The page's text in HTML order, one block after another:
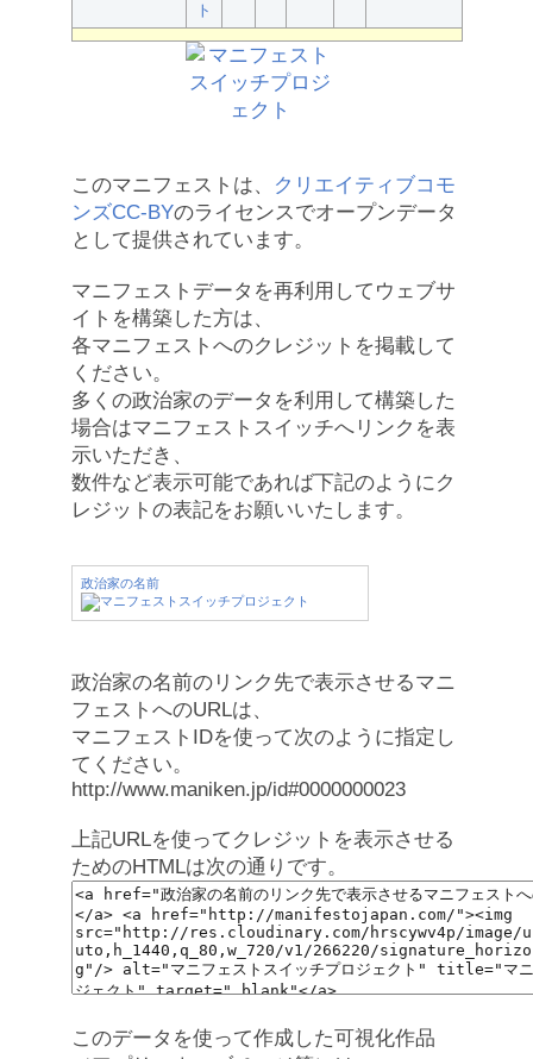
ト
このマニフェストは、
クリエイティブコモ
ンズCC-BYのライセンスでオープンデータ
として提供されています。
マニフェストデータを再利用してウェブサ
イトを構築した方は、
各マニフェストへのクレジットを掲載して
ください。
多くの政治家のデータを利用して構築した
場合はマニフェストスイッチへリンクを表
示いただき、
数件など表示可能であれば下記のようにク
レジットの表記をお願いいたします。
政治家の名前
政治家の名前のリンク先で表示させるマニ
フェストへのURLは、
マニフェストIDを使って次のように指定し
てください。
http://www.maniken.jp/id#0000000023
上記URLを使ってクレジットを表示させる
ためのHTMLは次の通りです。
このデータを使って作成した可視化作品